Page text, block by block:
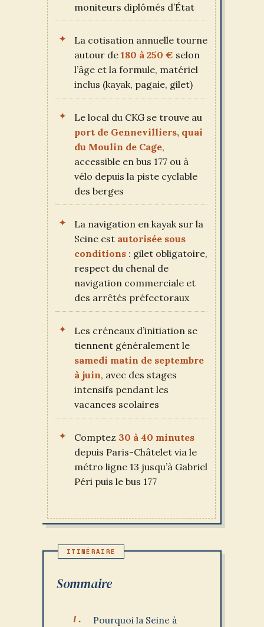
moniteurs diplômés d’État
La cotisation annuelle tourne
autour de 180 à 250 € selon
l’âge et la formule, matériel
inclus (kayak, pagaie, gilet)
Le local du CKG se trouve au
port de Gennevilliers, quai
du Moulin de Cage,
accessible en bus 177 ou à
vélo depuis la piste cyclable
des berges
La navigation en kayak sur la
Seine est autorisée sous
conditions : gilet obligatoire,
respect du chenal de
navigation commerciale et
des arrêtés préfectoraux
Les créneaux d’initiation se
tiennent généralement le
samedi matin de septembre
à juin, avec des stages
intensifs pendant les
vacances scolaires
Comptez 30 à 40 minutes
depuis Paris-Châtelet via le
métro ligne 13 jusqu’à Gabriel
Péri puis le bus 177
Sommaire
Pourquoi la Seine à